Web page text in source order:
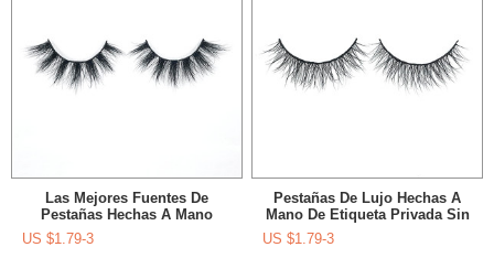
Las Mejores Fuentes De
Pestañas Hechas A Mano
Atractivas Al Por Mayor Con
Caja De Forma
US $1.79-3
Pestañas De Lujo Hechas A
Mano De Etiqueta Privada Sin
Pestañas De Lujo Pestañas
Para Pestañas Amor
US $1.79-3